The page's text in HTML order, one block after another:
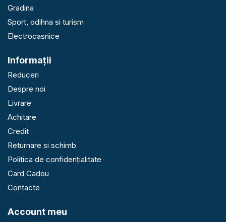
Gradina
Sport, odihna si turism
Electrocasnice
Informaţii
Reduceri
Despre noi
Livrare
Achitare
Credit
Returnare si schimb
Politica de confidențialitate
Card Cadou
Contacte
Account meu